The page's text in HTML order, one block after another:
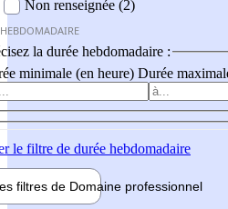
Non renseignée (2)
la durée hebdomadaire :
minimale (en heure) Durée
le filtre de durée hebdomadaire
filtres de Domaine professionnel